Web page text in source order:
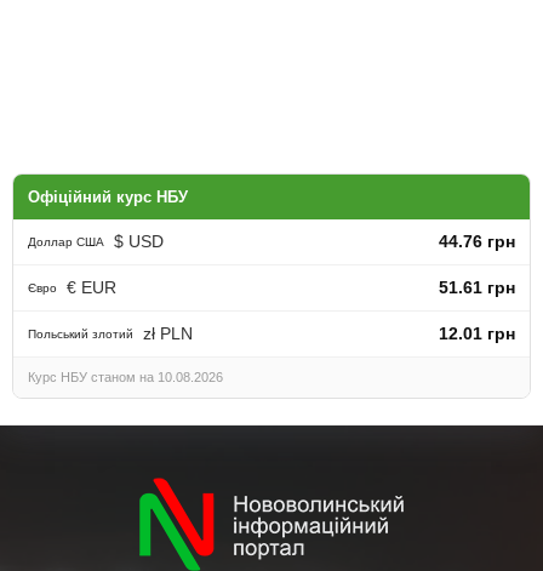
Офіційний курс НБУ
Доллар США $ USD 44.76 грн
Євро € EUR 51.61 грн
Польський злотий zł PLN 12.01 грн
Курс НБУ станом на 10.08.2026